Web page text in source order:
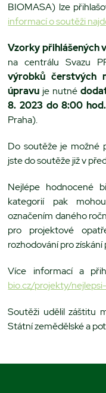
BIOMASA) lze
informací o soutěži
Vzorky přihlášených
na centrálu Svazu
výrobků čerstvých
úpravu je nutné
8. 2023 do 8:00
Praha).
Do soutěže je možné
jste do soutěže již v
Nejlépe hodnocené
kategorií pak
označením daného
pro projektové
rozhodování pro
Více informací a
bio.cz/projekty/
Soutěži udělil záštitu
Státní zemědělské a